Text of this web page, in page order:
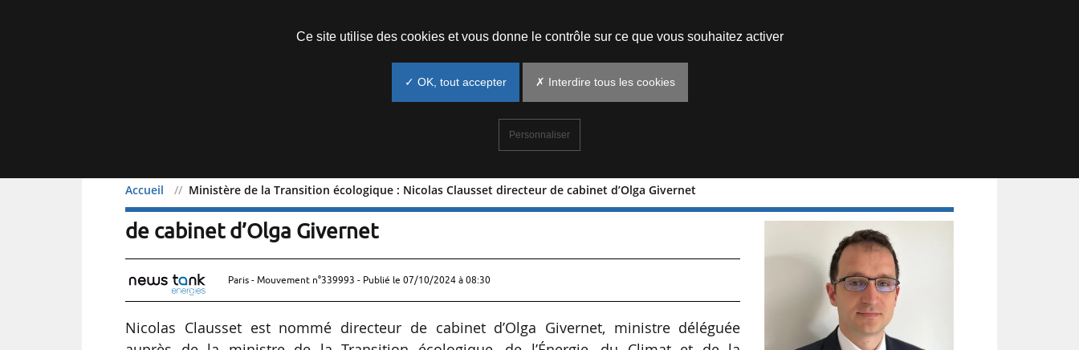
Accueil Ministère de la Transition écologique : Nicolas Clausset directeur de cabinet d’Olga Givernet
Ministère de la Transition écologique : Nicolas Clausset directeur
de cabinet d’Olga Givernet
Paris - Mouvement n°339993 - Publié le 07/10/2024 à 08:30
Nicolas Clausset est nommé directeur de cabinet d’Olga Givernet, ministre déléguée
Ce site utilise des cookies et vous donne le contrôle sur ce que vous souhaitez activer
✓ OK, tout accepter ✗ Interdire tous les cookies
Personnaliser